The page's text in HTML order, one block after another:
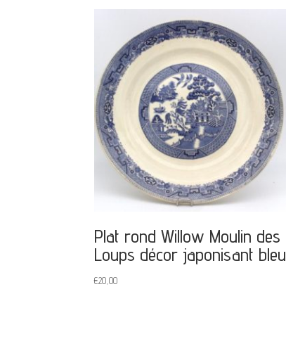
Plat rond Willow Moulin des
Loups décor japonisant bleu
€20,00